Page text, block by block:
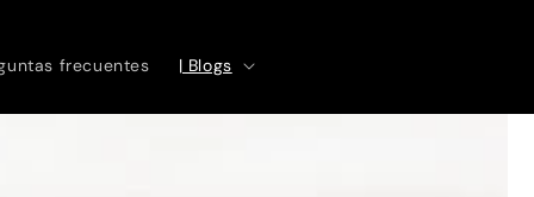
frecuentes | Blogs